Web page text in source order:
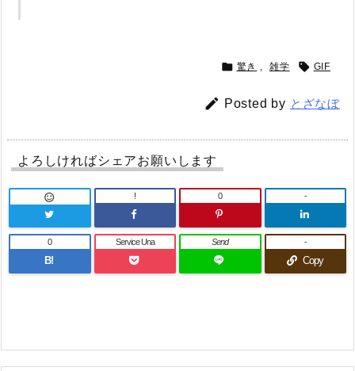
 驚き , 雑学  GIF
 Posted by とざなぼ
よろしければシェアお願いします
 ! 0 -
B!
0 Service Una Send
Copy
-